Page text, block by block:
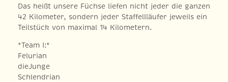
Das heißt unsere Füchse liefen nicht jeder die ganzen
42 Kilometer, sondern jeder Staffellläufer jeweils ein
Teilstück von maximal 14 Kilometern.
*Team I:*
Felurian
dieJunge
Schlendrian